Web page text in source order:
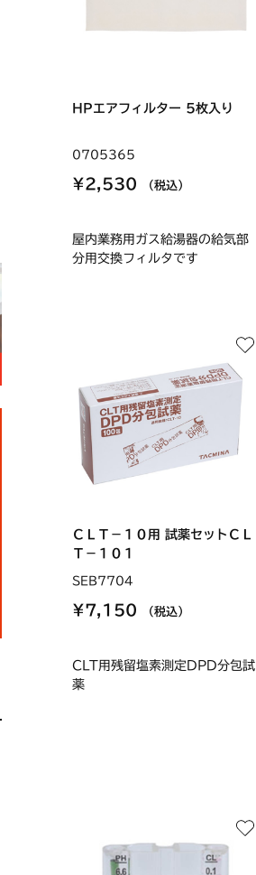
HPエアフィルター 5枚入り
0705365
¥2,530 （税込）
屋内業務用ガス給湯器の給気部
分用交換フィルタです
ＣＬＴ－１０用 試薬セットＣＬ
Ｔ－１０１
SEB7704
¥7,150 （税込）
CLT用残留塩素測定DPD分包試
薬